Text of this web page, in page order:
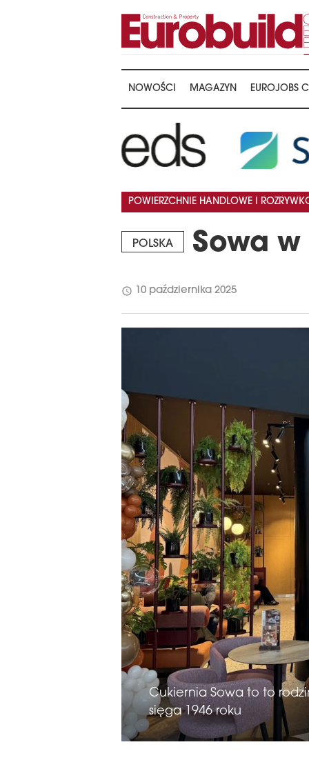
NOWOŚCI MAGAZYN EUROJOBS
POLSKA Sowa
POWIERZCHNIE HANDLOWE I
schedule 10 października 2025
Cukiernia Sowa to to
sięga 1946 roku
16TH CENTRAL &
22. KONFERENCJA